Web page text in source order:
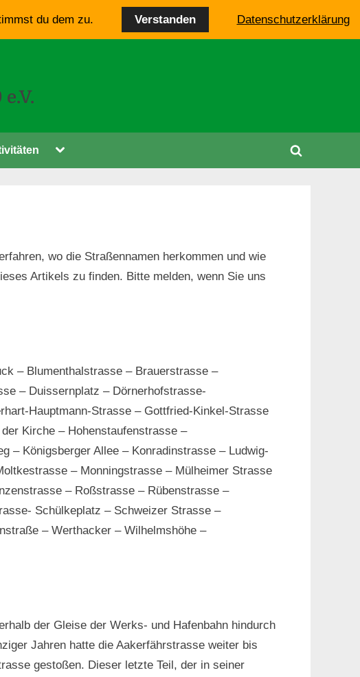
Toggle
menu
Toggle
wo die Straßennamen herkommen und wie
Artikels zu finden. Bitte melden, wenn Sie uns
– Blumenthalstrasse – Brauerstrasse –
– Duissernplatz – Dörnerhofstrasse-
Hauptmann-Strasse – Gottfried-Kinkel-Strasse
Kirche – Hohenstaufenstrasse –
– Königsberger Allee – Konradinstrasse – Ludwig-
– Monningstrasse – Mülheimer Strasse
– Roßstrasse – Rübenstrasse –
Schülkeplatz – Schweizer Strasse –
– Werthacker – Wilhelmshöhe –
der Gleise der Werks- und Hafenbahn hindurch
Jahren hatte die Aakerfährstrasse weiter bis
gestoßen. Dieser letzte Teil, der in seiner
du dem zu. Verstanden Datenschutzerklärung